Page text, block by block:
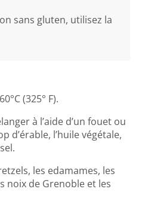
sans gluten, utilisez la
(325° F).
à l’aide d’un fouet ou
d’érable, l’huile végétale,
les edamames, les
noix de Grenoble et les